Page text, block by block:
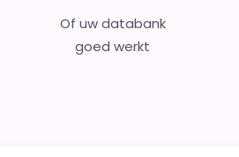
Of uw databank
goed werkt